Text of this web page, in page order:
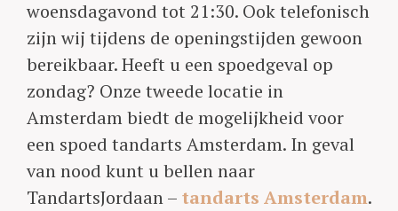
woensdagavond tot 21:30. Ook telefonisch
zijn wij tijdens de openingstijden gewoon
bereikbaar. Heeft u een spoedgeval op
zondag? Onze tweede locatie in
Amsterdam biedt de mogelijkheid voor
een spoed tandarts Amsterdam. In geval
van nood kunt u bellen naar
TandartsJordaan – tandarts Amsterdam.